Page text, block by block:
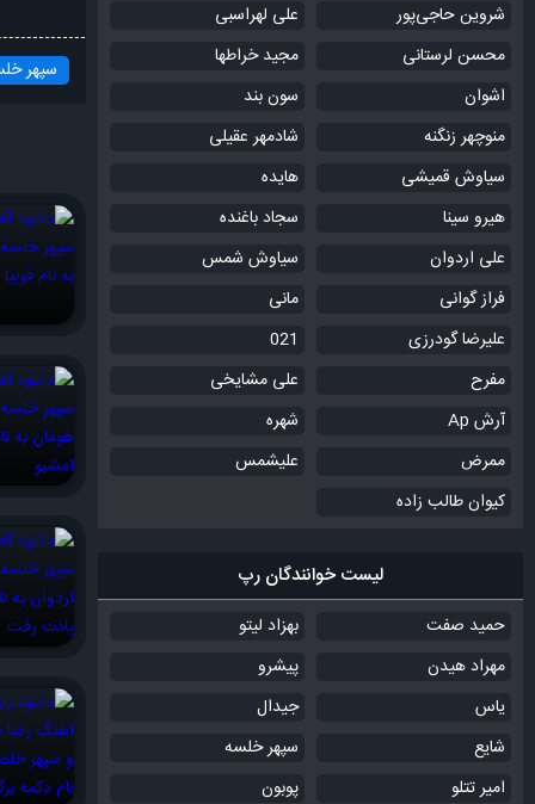
سپهر
شروین حاجی‌پور
علی لهراسبی
محسن لرستانی
مجید خراطها
اشوان
سون بند
منوچهر زنگنه
شادمهر عقیلی
سیاوش قمیشی
هایده
هیرو سینا
سجاد باغنده
علی اردوان
سیاوش شمس
فراز گوانی
مانی
علیرضا گودرزی
021
مفرح
علی مشایخی
آرش Ap
شهره
ممرض
علیشمس
کیوان طالب زاده
لیست خوانندگان رپ
حمید صفت
بهزاد لیتو
مهراد هیدن
پیشرو
یاس
جیدال
شایع
سپهر خلسه
امیر تتلو
پوبون